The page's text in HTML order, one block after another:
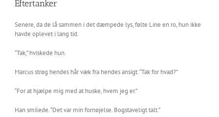
Eftertanker
Senere, da de lå sammen i det dæmpede lys, følte Line en ro, hun ikke
havde oplevet i lang tid.
“Tak,” hviskede hun.
Marcus strøg hendes hår væk fra hendes ansigt. “Tak for hvad?”
“For at hjælpe mig med at huske, hvem jeg er.”
Han smilede. “Det var min fornøjelse. Bogstaveligt talt.”